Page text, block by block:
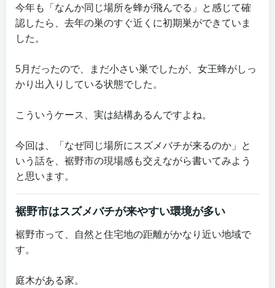
今年も「なんか同じ場所を蜂が飛んでる」と感じて確
認したら、去年の巣のすぐ近くに初期巣ができていま
した。
5月だったので、まだ小さい巣でしたが、女王蜂がしっ
かり出入りしている状態でした。
こういうケース、実は結構あるんですよね。
今回は、「なぜ同じ場所にスズメバチが来るのか」と
いう話を、裾野市の現場感も交えながら書いてみよう
と思います。
裾野市はスズメバチが来やすい環境が多い
裾野市って、自然と住宅地の距離がかなり近い地域で
す。
庭木がある家。